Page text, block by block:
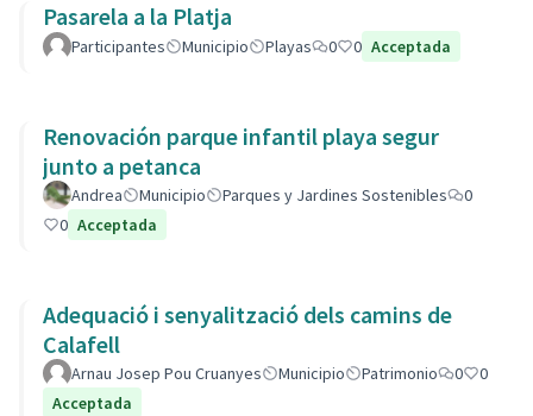
Pasarela a la Platja
Participantes Municipio Playas 0 0 Acceptada
Renovación parque infantil playa segur
junto a petanca
Andrea Municipio Parques y Jardines Sostenibles
0
0 Acceptada
Adequació i senyalització dels camins de
Calafell
Arnau Josep Pou Cruanyes Municipio Patrimonio 0
0
Acceptada